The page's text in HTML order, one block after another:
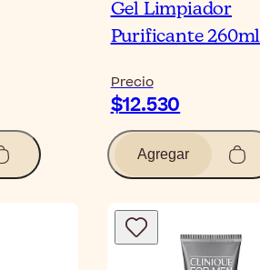
Gel Limpiador
Purificante 260ml
Precio
$12.530
Agregar